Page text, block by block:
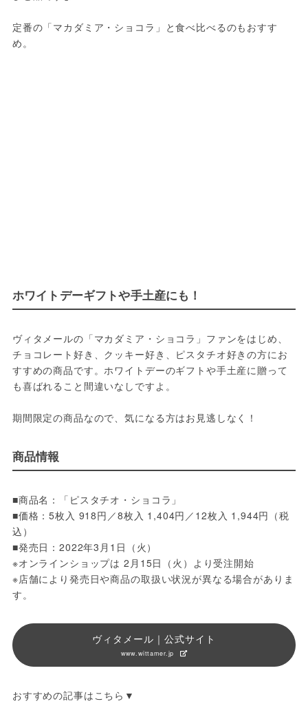
定番の「マカダミア・ショコラ」と食べ比べるのもおすす
め。
ホワイトデーギフトや手土産にも！
ヴィタメールの「マカダミア・ショコラ」ファンをはじめ、
チョコレート好き、クッキー好き、ピスタチオ好きの方にお
すすめの商品です。ホワイトデーのギフトや手土産に贈って
も喜ばれること間違いなしですよ。
期間限定の商品なので、気になる方はお見逃しなく！
商品情報
■商品名：「ピスタチオ・ショコラ」
■価格：5枚入 918円／8枚入 1,404円／12枚入 1,944円（税
込）
■発売日：2022年3月1日（火）
※オンラインショップは 2月15日（火）より受注開始
※店舗により発売日や商品の取扱い状況が異なる場合がありま
す。
ヴィタメール｜公式サイト
www.wittamer.jp
おすすめの記事はこちら▼